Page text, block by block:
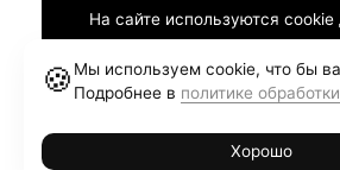
На сайте используются
Политика конфиденциальности
Правила использования
🍪 Мы используем cookie, что бы
Подробнее в политике
Хорошо